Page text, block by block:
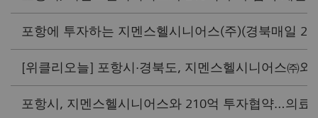
포항에 투자하는 지멘스헬시니어스(주)(경북매일
[위클리오늘] 포항시·경북도, 지멘스헬시니어스㈜
포항시, 지멘스헬시니어스와 210억 투자협약…의료